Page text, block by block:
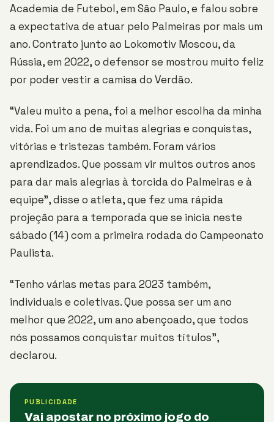
Academia de Futebol, em São Paulo, e falou sobre
a expectativa de atuar pelo Palmeiras por mais um
ano. Contrato junto ao Lokomotiv Moscou, da
Rússia, em 2022, o defensor se mostrou muito feliz
por poder vestir a camisa do Verdão.
“Valeu muito a pena, foi a melhor escolha da minha
vida. Foi um ano de muitas alegrias e conquistas,
vitórias e tristezas também. Foram vários
aprendizados. Que possam vir muitos outros anos
para dar mais alegrias à torcida do Palmeiras e à
equipe”, disse o atleta, que fez uma rápida
projeção para a temporada que se inicia neste
sábado (14) com a primeira rodada do Campeonato
Paulista.
“Tenho várias metas para 2023 também,
individuais e coletivas. Que possa ser um ano
melhor que 2022, um ano abençoado, que todos
nós possamos conquistar muitos títulos”,
declarou.
PUBLICIDADE
Vai apostar no próximo jogo do